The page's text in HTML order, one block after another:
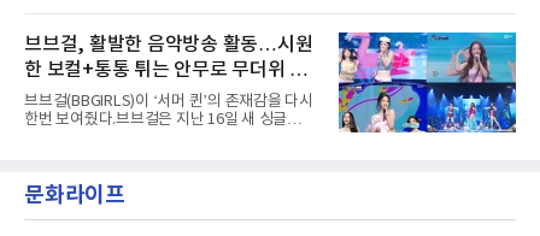
엣을 거침없이 결합했다. 멤버들은 각기 다른 개
성을 살린 스타일링을 선
벌 오디오·음원 스트리밍 플랫폼 스포티파이에
서 27일 자로 누적 재생 수 2억 회를 돌파했
다”고 밝혔다.곡이 발표된 지 약 10개월 만이다.
팀의 첫 번째 2억 스트리밍 곡은 동일 음반에 수
록된 ‘GO!’다. 이 노래는 공개 약 9개월 만인 지
난달 26일 자에 2억 고지를 밟았다. 이는 최근 5
년 내 데뷔한 보이그룹의 곡 중 최단기 2억 달성
했다. “내 티, 5 bucks 바지는, 만원” 등 멤버들
의 라이프 스타일
브브걸, 활발한 음악방송 활동…시원
한 보컬+통통 튀는 안무로 무더위 사
냥
브브걸(BBGIRLS)이 ‘서머 퀸’의 존재감을 다시
한번 보여줬다.브브걸은 지난 16일 새 싱글
MBC '쇼! 음악중심', SBS '인기가요' 등 주요 음
악방송 무대에 올라 화려한 퍼포먼스를 펼쳤다.
문화라이프